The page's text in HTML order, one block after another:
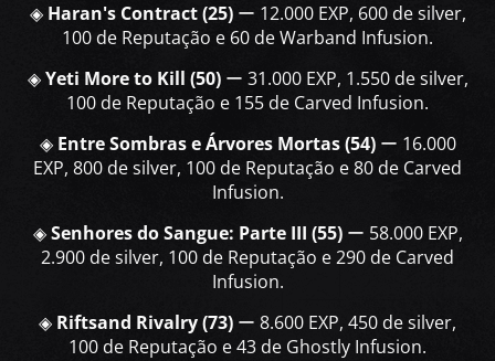
◈ Haran's Contract (25)ー 12.000 EXP, 600 de silver,
100 de Reputação e 60 de Warband Infusion.
◈Yeti More to Kill (50)ー 31.000 EXP, 1.550 de silver,
100 de Reputação e 155 de Carved Infusion.
◈ Entre Sombras e Árvores Mortas (54)ー 16.000
EXP, 800 de silver, 100 de Reputação e 80 de Carved
Infusion.
◈Senhores do Sangue: Parte III (55)ー 58.000 EXP,
2.900 de silver, 100 de Reputação e 290 de Carved
Infusion.
◈ Riftsand Rivalry (73) ー 8.600 EXP, 450 de silver,
100 de Reputação e 43 de Ghostly Infusion.